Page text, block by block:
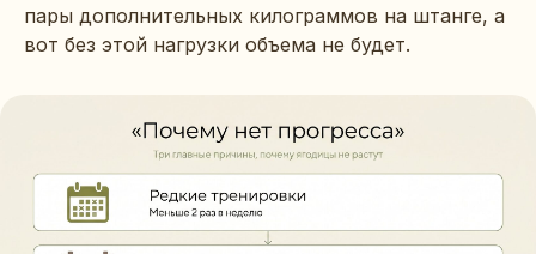
пары дополнительных килограммов на штанге, а
вот без этой нагрузки объема не будет.